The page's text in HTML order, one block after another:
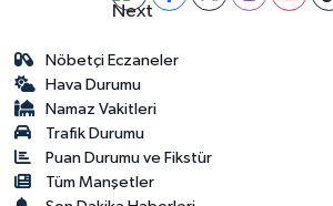
Nöbetçi Eczaneler
Hava Durumu
Namaz Vakitleri
Trafik Durumu
Puan Durumu ve Fikstür
Tüm Manşetler